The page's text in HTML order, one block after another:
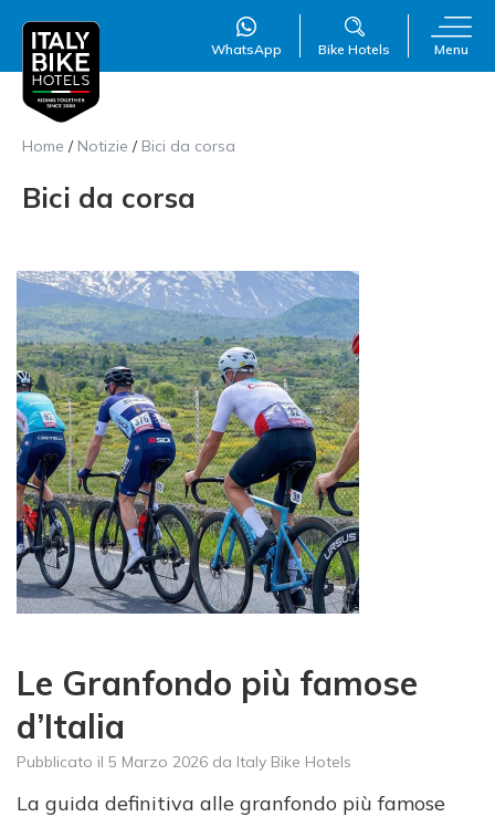
Menu
Bike Hotels
WhatsApp
Home / Notizie / Bici da corsa
Bici da corsa
Le Granfondo più famose
d’Italia
Pubblicato il 5 Marzo 2026 da Italy Bike Hotels
La guida definitiva alle granfondo più famose
WillAI
● Online